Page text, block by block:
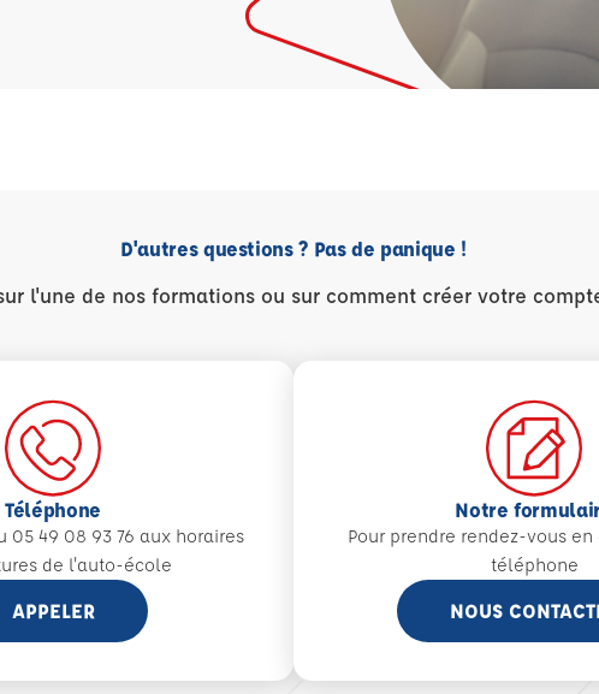
D'autres questions ? Pas de panique !
l'une de nos formations ou sur comment créer votre
Téléphone
05 49 08 93 76 aux horaires
de l'auto-école
APPELER
Notre
Pour prendre rendez-vous
téléphone
NOUS